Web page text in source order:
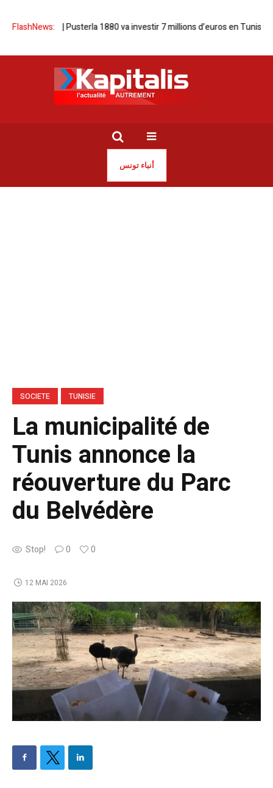
FlashNews:
de luxe | Pusterla 1880 va investir 7 millions d’euros en Tunisie
أنباء تونس
SOCIETE TUNISIE
La municipalité de
Tunis annonce la
réouverture du Parc
du Belvédère
Stop! 0 0
12 MAI 2026